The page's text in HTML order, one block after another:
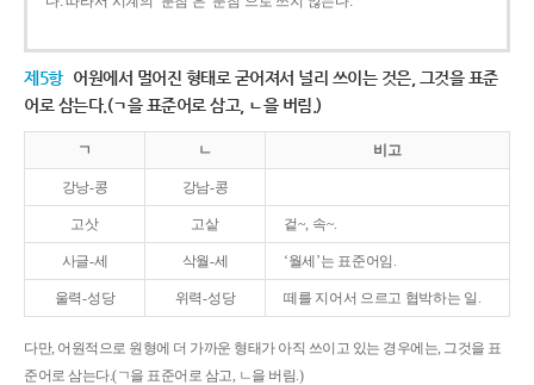
제5항 어원에서 멀어진 형태로 굳어져서 널리 쓰이는 것은, 그것을 표준
어로 삼는다.(ㄱ을 표준어로 삼고, ㄴ을 버림.)
ㄱ ㄴ 비고
강낭-콩 강남-콩
고삿 고샅 겉~, 속~.
사글-세 삭월-세 ‘월세’는 표준어임.
울력-성당 위력-성당 떼를 지어서 으르고 협박하는 일.
다만, 어원적으로 원형에 더 가까운 형태가 아직 쓰이고 있는 경우에는, 그것을 표
준어로 삼는다.(ㄱ을 표준어로 삼고, ㄴ을 버림.)